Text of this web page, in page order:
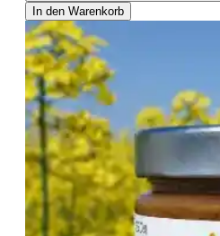
In den Warenkorb